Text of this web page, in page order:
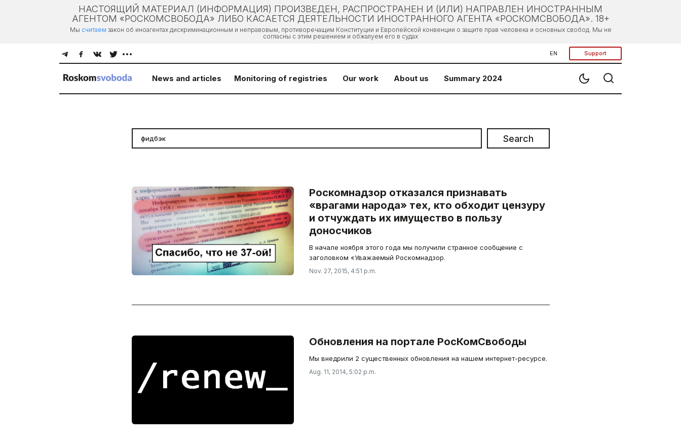
НАСТОЯЩИЙ МАТЕРИАЛ (ИНФОРМАЦИЯ) ПРОИЗВЕДЕН, РАСПРОСТРАНЕН И (ИЛИ) НАПРАВЛЕН ИНОСТРАННЫМ
АГЕНТОМ «РОСКОМСВОБОДА» ЛИБО КАСАЕТСЯ ДЕЯТЕЛЬНОСТИ ИНОСТРАННОГО АГЕНТА «РОСКОМСВОБОДА». 18+
Мы считаем закон об иноагентах дискриминационным и неправовым, противоречащим Конституции и Европейской конвенции о защите прав человека и основных свобод. Мы не
согласны с этим решением и обжалуем его в судах
EN Support
News and articles Monitoring of registries Our work About us Summary 2024
Search
Роскомнадзор отказался признавать
«врагами народа» тех, кто обходит цензуру
и отчуждать их имущество в пользу
доносчиков
В начале ноября этого года мы получили странное сообщение с
заголовком «Уважаемый Роскомнадзор.
Nov. 27, 2015, 4:51 p.m.
Обновления на портале РосКомСвободы
Мы внедрили 2 существенных обновления на нашем интернет-ресурсе.
Aug. 11, 2014, 5:02 p.m.